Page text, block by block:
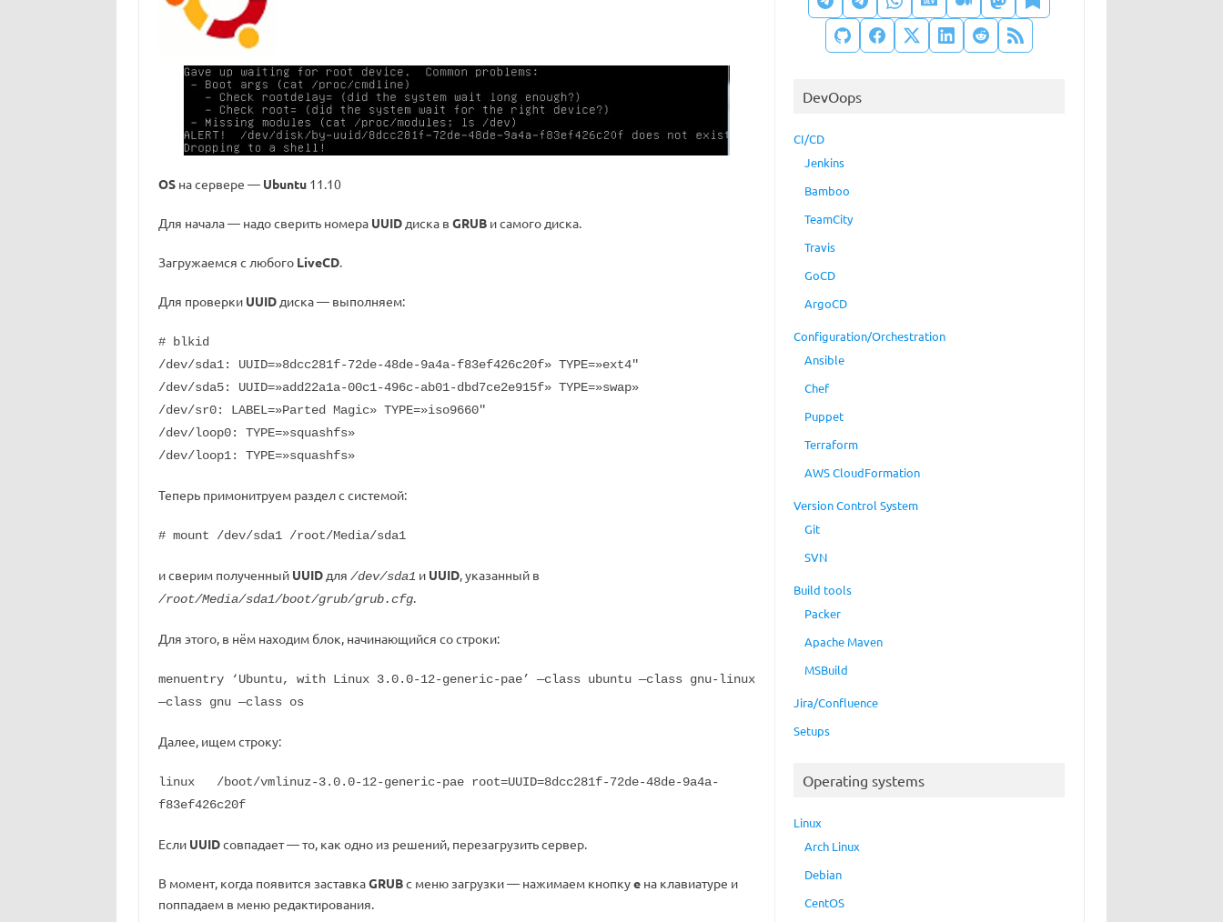
OSна сервере — Ubuntu11.10
Для начала — надо сверить номера UUIDдиска в GRUBи самого диска.
Загружаемся с любого LiveCD.
Для проверки UUIDдиска — выполняем:
# blkid
/dev/sda1: UUID=»8dcc281f-72de-48de-9a4a-f83ef426c20f» TYPE=»ext4″
/dev/sda5: UUID=»add22a1a-00c1-496c-ab01-dbd7ce2e915f» TYPE=»swap»
/dev/sr0: LABEL=»Parted Magic» TYPE=»iso9660″
/dev/loop0: TYPE=»squashfs»
/dev/loop1: TYPE=»squashfs»
Теперь примонитруем раздел с системой:
# mount /dev/sda1 /root/Media/sda1
и сверим полученный UUIDдля /dev/sda1 и UUID, указанный в
/root/Media/sda1/boot/grub/grub.cfg.
Для этого, в нём находим блок, начинающийся со строки:
menuentry ‘Ubuntu, with Linux 3.0.0-12-generic-pae’ —class ubuntu —class gnu-linux
—class gnu —class os
Далее, ищем строку:
linux /boot/vmlinuz-3.0.0-12-generic-pae root=UUID=8dcc281f-72de-48de-9a4a-
f83ef426c20f
Если UUIDсовпадает — то, как одно из решений, перезагрузить сервер.
В момент, когда появится заставкаGRUBс меню загрузки — нажимаем кнопкуeна клавиатуре и
поппадаем в меню редактирования.
DevOops
CI/CD
Jenkins
Bamboo
TeamCity
Travis
GoCD
ArgoCD
Configuration/Orchestration
Ansible
Chef
Puppet
Terraform
AWS CloudFormation
Version Control System
Git
SVN
Build tools
Packer
Apache Maven
MSBuild
Jira/Confluence
Setups
Operating systems
Linux
Arch Linux
Debian
CentOS